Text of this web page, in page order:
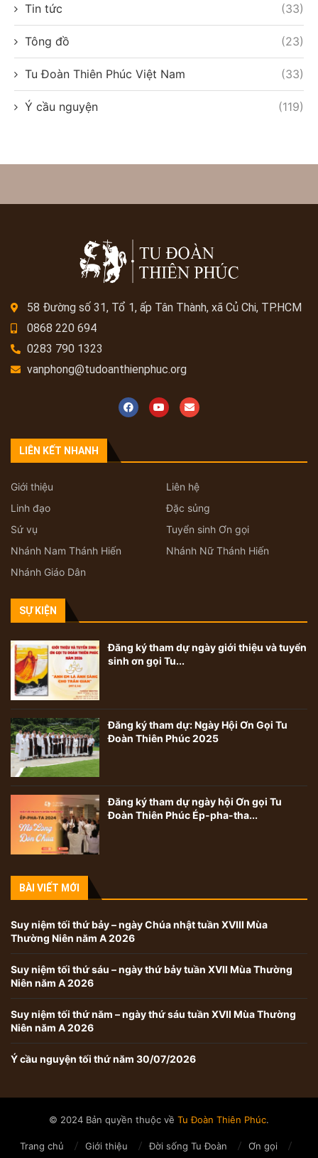
Tin tức (33)
Tông đồ (23)
Tu Đoàn Thiên Phúc Việt Nam (33)
Ý cầu nguyện (119)
58 Đường số 31, Tổ 1, ấp Tân Thành, xã Củ Chi, TP.HCM
0868 220 694
0283 790 1323
vanphong@tudoanthienphuc.org
LIÊN KẾT NHANH
Giới thiệu
Liên hệ
Linh đạo
Đặc sủng
Sứ vụ
Tuyển sinh Ơn gọi
Nhánh Nam Thánh Hiến
Nhánh Nữ Thánh Hiến
Nhánh Giáo Dân
SỰ KIỆN
Đăng ký tham dự ngày giới thiệu và tuyển
sinh ơn gọi Tu...
Đăng ký tham dự: Ngày Hội Ơn Gọi Tu
Đoàn Thiên Phúc 2025
Đăng ký tham dự ngày hội Ơn gọi Tu
Đoàn Thiên Phúc Ép-pha-tha...
BÀI VIẾT MỚI
Suy niệm tối thứ bảy – ngày Chúa nhật tuần XVIII Mùa
Thường Niên năm A 2026
Suy niệm tối thứ sáu – ngày thứ bảy tuần XVII Mùa Thường
Niên năm A 2026
Suy niệm tối thứ năm – ngày thứ sáu tuần XVII Mùa Thường
Niên năm A 2026
Ý cầu nguyện tối thứ năm 30/07/2026
© 2024 Bản quyền thuộc về Tu Đoàn Thiên Phúc.
Trang chủ Giới thiệu Đời sống Tu Đoàn
Ơn gọi